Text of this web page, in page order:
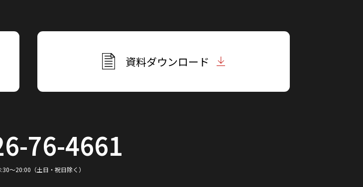
資料ダウンロード
76-4661
～20:00（土日・祝日除く）